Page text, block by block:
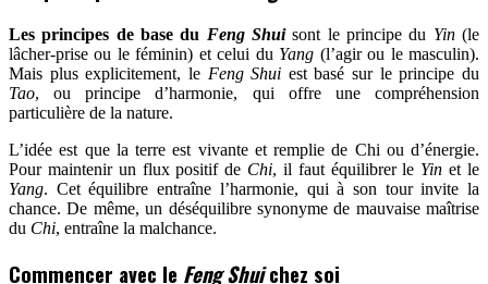
Les principes de base du Feng Shuisont le principe du Yin(le
lâcher-prise ou le féminin) et celui du Yang (l’agir ou le masculin).
Mais plus explicitement, le Feng Shui est basé sur le principe du
Tao, ou principe d’harmonie, qui offre une compréhension
particulière de la nature.
L’idée est que la terre est vivante et remplie de Chi ou d’énergie.
Pour maintenir un flux positif de Chi, il faut équilibrer le Yin et le
Yang. Cet équilibre entraîne l’harmonie, qui à son tour invite la
chance. De même, un déséquilibre synonyme de mauvaise maîtrise
du Chi, entraîne la malchance.
Commencer avec le Feng Shuichez soi